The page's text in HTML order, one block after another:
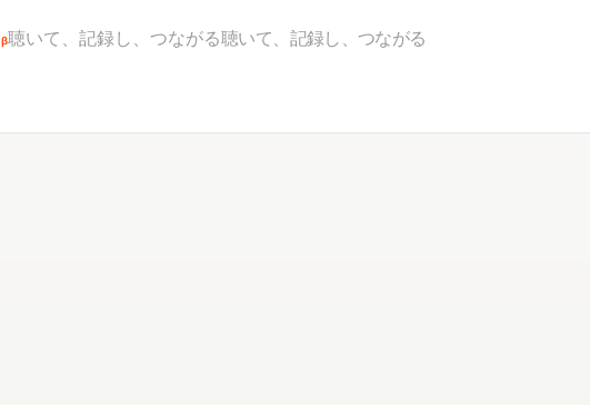
β聴いて、記録し、つながる聴いて、記録し、つながる